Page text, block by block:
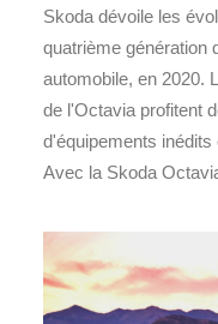
Skoda dévoile les
quatrième génération
automobile, en 2020.
de l'Octavia profitent
d'équipements
Avec la Skoda